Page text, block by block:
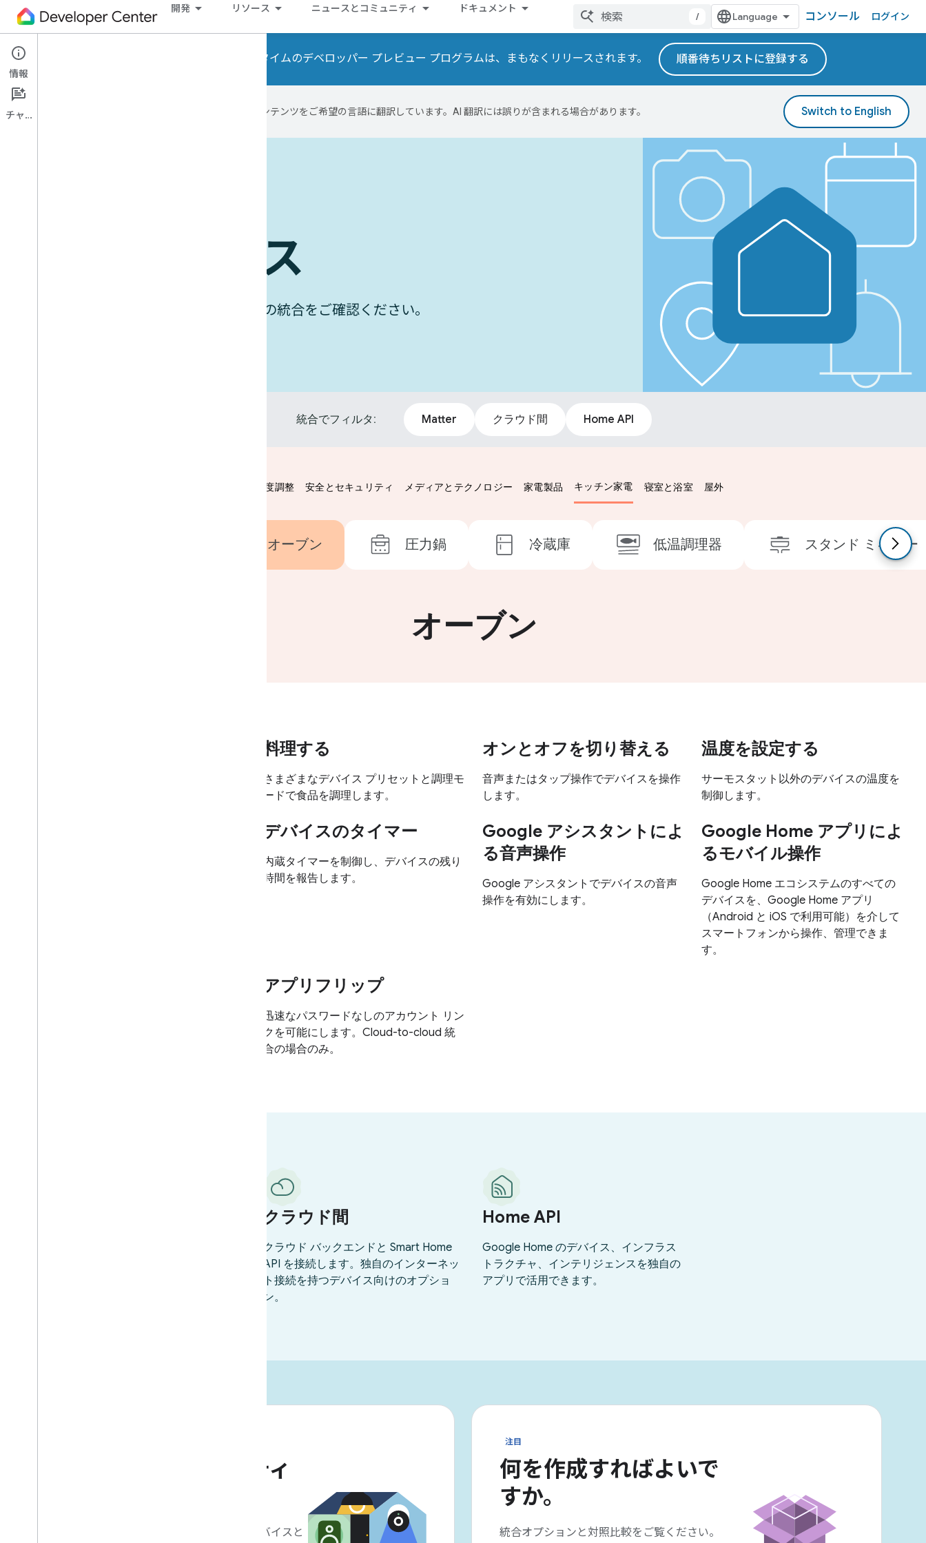
開発 リソース ニュースとコミュニティ ドキュメント
/ コンソール ログイン
ご案内: Home API と Home ランタイムのデベロッパー プレビュー プログラムは、まもなくリリースされます。 順番待ちリストに登録する
Google は AI 技術を使用して、コンテンツをご希望の言語に翻訳しています。AI 翻訳には誤りが含まれる場合があります。
ユースケース
お使いのデバイスと Google Home の統合をご確認ください。
ビジネスとマーケティ
統合を最大限に活用し、ユーザーがデバイスと
注目
何を作成すればよいで
すか。
統合オプションと対照比較をご覧ください。
情報
チャット